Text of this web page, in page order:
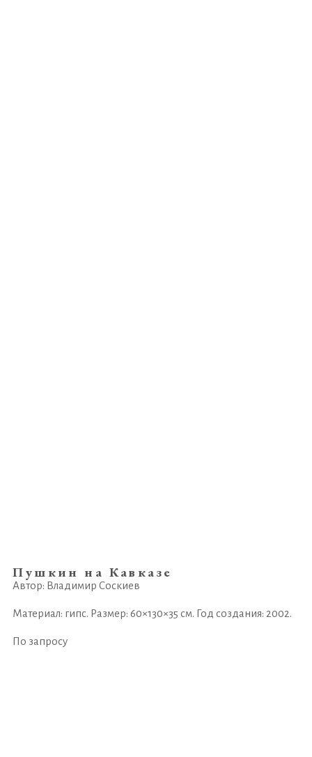
Пушкин на Кавказе
Автор: Владимир Соскиев
Материал: гипс. Размер: 60×130×35 см. Год создания: 2002.
По запросу